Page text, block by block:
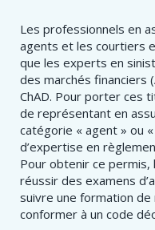
Les professionnels en
agents et les courtiers
que les experts en
des marchés financiers
ChAD. Pour porter ces
de représentant en
catégorie « agent » ou
d’expertise en
Pour obtenir ce
réussir des examens
suivre une formation
conformer à un code